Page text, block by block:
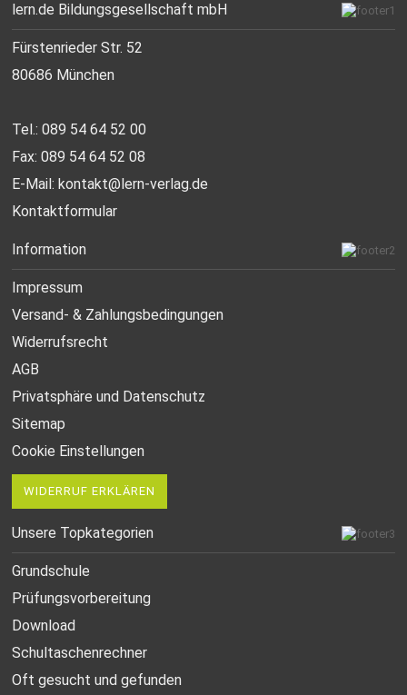
lern.de Bildungsgesellschaft mbH
Fürstenrieder Str. 52
80686 München
Tel.: 089 54 64 52 00
Fax: 089 54 64 52 08
E-Mail:kontakt@lern-verlag.de
Kontaktformular
Information
Impressum
Versand- & Zahlungsbedingungen
Widerrufsrecht
AGB
Privatsphäre und Datenschutz
Sitemap
Cookie Einstellungen
WIDERRUF ERKLÄREN
Unsere Topkategorien
Grundschule
Prüfungsvorbereitung
Download
Schultaschenrechner
Oft gesucht und gefunden